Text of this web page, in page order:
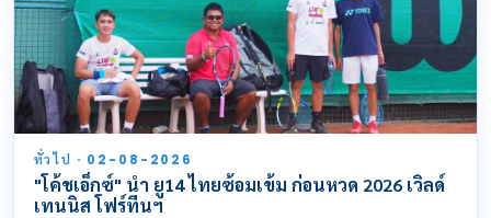
ทั่วไป · 02-08-2026
"โค้ชเอ็กซ์" นำ ยู14 ไทยซ้อมเข้ม ก่อนหวด 2026 เวิลด์
เทนนิส โฟร์ทีนฯ